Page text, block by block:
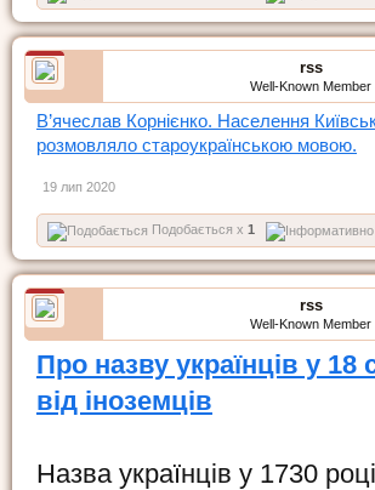
rss
Well-Known Member
В’ячеслав Корнієнко. Населення
розмовляло староукраїнською мовою.
19 лип 2020
Подобається x 1
rss
Well-Known Member
Про назву українців у 18
від іноземців
Назва українців у 1730